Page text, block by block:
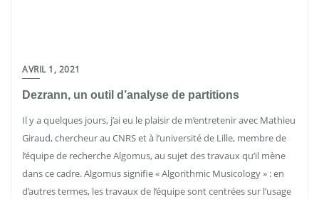
AVRIL 1, 2021
Dezrann, un outil d’analyse de partitions
Il y a quelques jours, j’ai eu le plaisir de m’entretenir avec Mathieu
Giraud, chercheur au CNRS et à l’université de Lille, membre de
l’équipe de recherche Algomus, au sujet des travaux qu’il mène
dans ce cadre. Algomus signifie « Algorithmic Musicology » : en
d’autres termes, les travaux de l’équipe sont centrées sur l’usage